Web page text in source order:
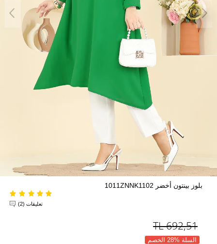
بلوز بينتون أخضر 1011ZNNK1102
تعليقات (2)
692,51
TL
السلة %28 الخصم